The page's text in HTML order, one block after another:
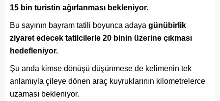
15 bin turistin ağırlanması bekleniyor.
Bu sayının bayram tatili boyunca adaya günübirlik
ziyaret edecek tatilcilerle 20 binin üzerine çıkması
hedefleniyor.
Şu anda kimse dönüşü düşünmese de kelimenin tek
anlamıyla çileye dönen araç kuyruklarının kilometrelerce
uzaması bekleniyor.